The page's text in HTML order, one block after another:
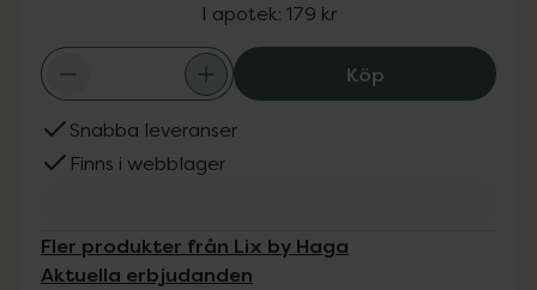
I apotek: 179 kr
KöpHaga Optik
Snabba leveranser
Finns i webblager
Fler produkter från Lix by Haga
Aktuella erbjudanden